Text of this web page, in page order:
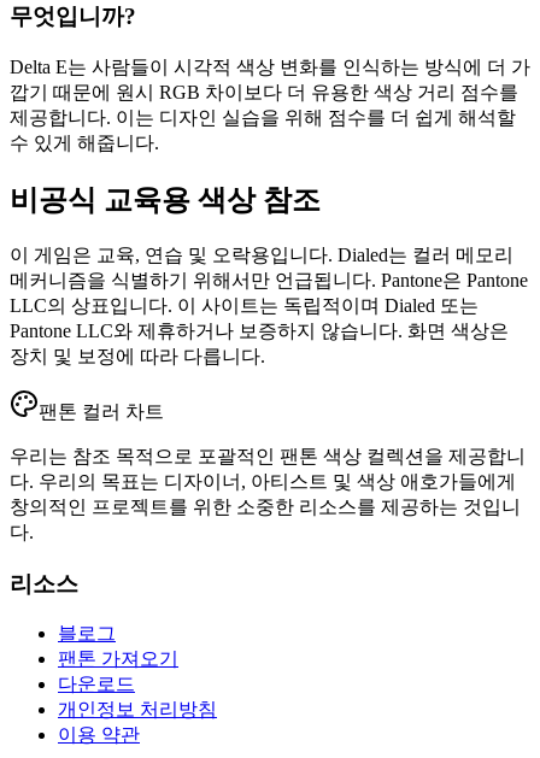
무엇입니까?
Delta E는 사람들이 시각적 색상 변화를 인식하는 방식에 더 가
깝기 때문에 원시 RGB 차이보다 더 유용한 색상 거리 점수를
제공합니다. 이는 디자인 실습을 위해 점수를 더 쉽게 해석할
수 있게 해줍니다.
비공식 교육용 색상 참조
이 게임은 교육, 연습 및 오락용입니다. Dialed는 컬러 메모리
메커니즘을 식별하기 위해서만 언급됩니다. Pantone은 Pantone
LLC의 상표입니다. 이 사이트는 독립적이며 Dialed 또는
Pantone LLC와 제휴하거나 보증하지 않습니다. 화면 색상은
장치 및 보정에 따라 다릅니다.
팬톤 컬러 차트
우리는 참조 목적으로 포괄적인 팬톤 색상 컬렉션을 제공합니
다. 우리의 목표는 디자이너, 아티스트 및 색상 애호가들에게
창의적인 프로젝트를 위한 소중한 리소스를 제공하는 것입니
다.
리소스
블로그
팬톤 가져오기
다운로드
개인정보 처리방침
이용 약관